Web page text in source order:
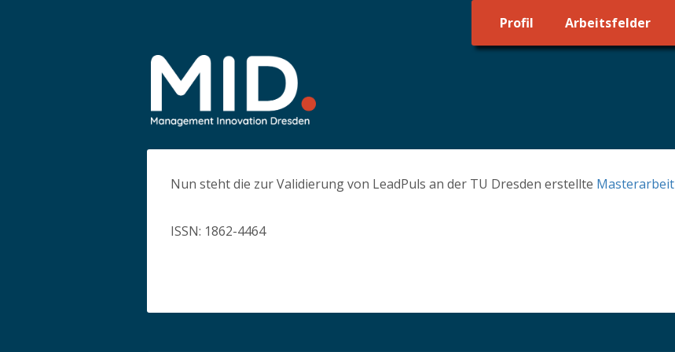
Profil Arbeitsfelder
Nun steht die zur Validierung von LeadPuls an der TU Dresden erstellte Masterarbeit
ISSN: 1862-4464